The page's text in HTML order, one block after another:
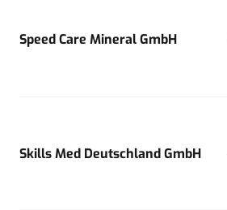
Speed Care Mineral GmbH
Skills Med Deutschland GmbH